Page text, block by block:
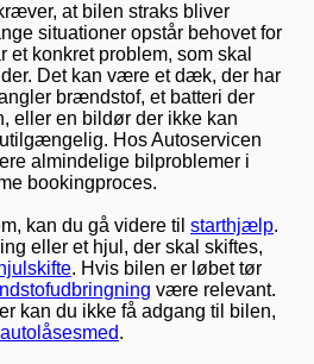
at bilen straks bliver
situationer opstår behovet for
konkret problem, som skal
Det kan være et dæk, der har
brændstof, et batteri der
eller en bildør der ikke kan
Hos Autoservicen
almindelige bilproblemer i
bookingproces.
kan du gå videre til starthjælp.
eller et hjul, der skal skiftes,
hjulskifte. Hvis bilen er løbet tør
være relevant.
kan du ikke få adgang til bilen,
autolåsesmed.